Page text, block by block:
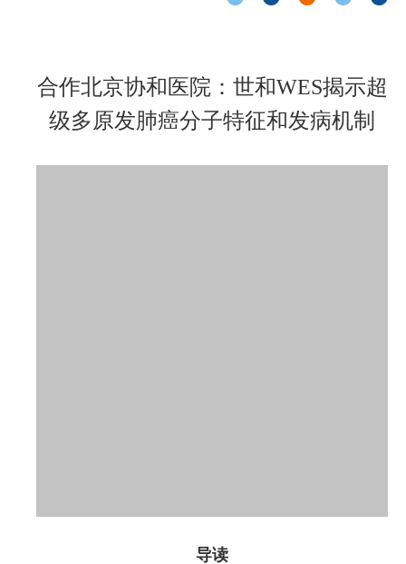
合作北京协和医院：世和WES揭示超
级多原发肺癌分子特征和发病机制
导读